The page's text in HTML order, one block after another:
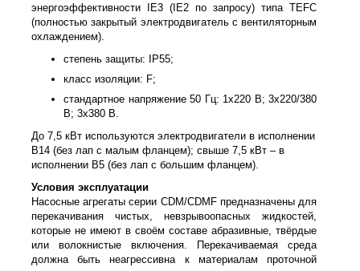
энергоэффективности IE3 (IE2 по запросу) типа TEFC
(полностью закрытый электродвигатель с вентиляторным
охлаждением).
степень защиты: IP55;
класс изоляции: F;
стандартное напряжение 50 Гц: 1х220 В; 3x220/380
В; 3x380 В.
До 7,5 кВт используются электродвигатели в исполнении
B14 (без лап с малым фланцем); свыше 7,5 кВт – в
исполнении B5 (без лап с большим фланцем).
Условия эксплуатации
Насосные агрегаты серии CDM/CDMF предназначены для
перекачивания чистых, невзрывоопасных жидкостей,
которые не имеют в своём составе абразивные, твёрдые
или волокнистые включения. Перекачиваемая среда
должна быть неагрессивна к материалам проточной